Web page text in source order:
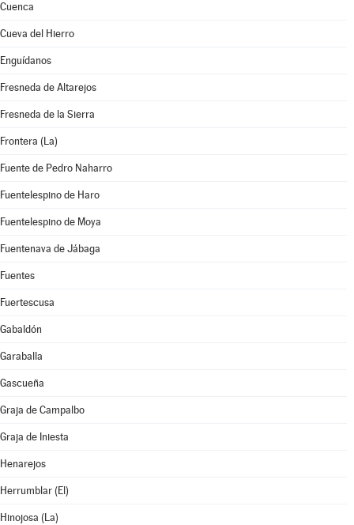
Cuenca
Cueva del Hierro
Enguídanos
Fresneda de Altarejos
Fresneda de la Sierra
Frontera (La)
Fuente de Pedro Naharro
Fuentelespino de Haro
Fuentelespino de Moya
Fuentenava de Jábaga
Fuentes
Fuertescusa
Gabaldón
Garaballa
Gascueña
Graja de Campalbo
Graja de Iniesta
Henarejos
Herrumblar (El)
Hinojosa (La)